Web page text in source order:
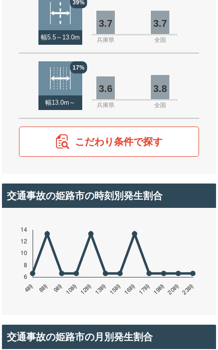
39%
幅5.5～13.0m
3.7 3.7
兵庫県 全国
17%
幅13.0m～
3.6 3.8
兵庫県 全国
こだわり条件で探す
交通事故の姫路市の時刻別発生割合
交通事故の姫路市の月別発生割合